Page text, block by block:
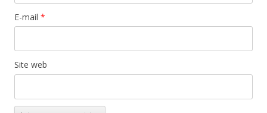
E-mail *
Site web